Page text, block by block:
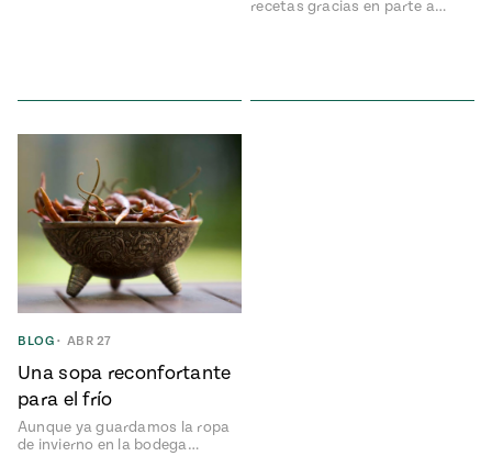
recetas gracias en parte a…
BLOG • ABR 27
Una sopa reconfortante
para el frío
Aunque ya guardamos la ropa
de invierno en la bodega…